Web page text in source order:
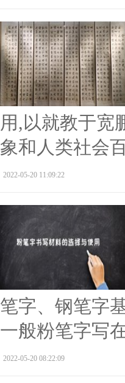
用,以就教于宽
象和人类社会
2022-05-20 11:09:22
笔字、钢笔字
一般粉笔字写
2022-05-20 08:22:09